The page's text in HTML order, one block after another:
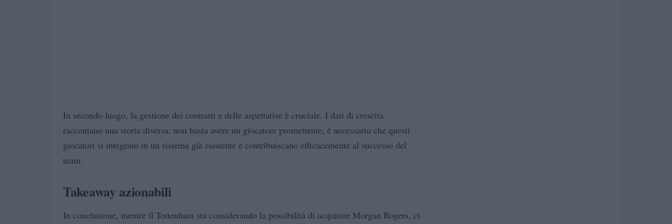
In secondo luogo, la gestione dei contratti e delle aspettative è cruciale. I dati di crescita
raccontano una storia diversa: non basta avere un giocatore promettente; è necessario che questi
giocatori si integrino in un sistema già esistente e contribuiscano efficacemente al successo del
team.
Takeaway azionabili
In conclusione, mentre il Tottenham sta considerando la possibilità di acquisire Morgan Rogers, ci